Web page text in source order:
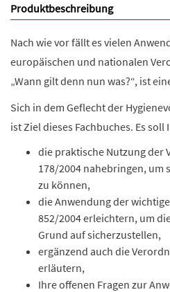
Produktbeschreibung
Nach wie vor fällt es vielen
europäischen und nationalen
„Wann gilt denn nun was?“, ist
Sich in dem Geflecht der
ist Ziel dieses Fachbuches. Es soll
die praktische Nutzung der
178/2004 nahebringen, um
zu können,
die Anwendung der
852/2004 erleichtern, um
Grund auf sicherzustellen,
ergänzend auch die
erläutern,
Ihre offenen Fragen zur